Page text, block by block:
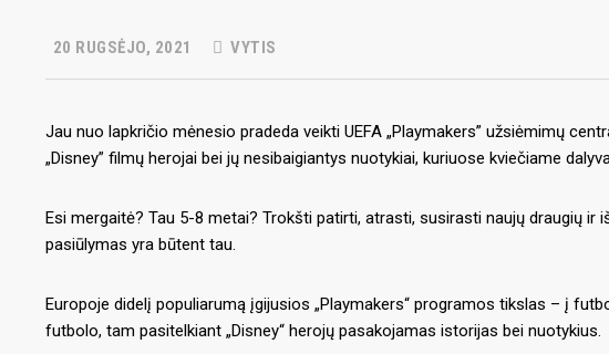
20 RUGSĖJO, 2021 VYTIS
Jau nuo lapkričio mėnesio pradeda veikti UEFA „Playmakers” užsiėmimų
„Disney” filmų herojai bei jų nesibaigiantys nuotykiai, kuriuose kviečiame
Esi mergaitė? Tau 5-8 metai? Trokšti patirti, atrasti, susirasti naujų draugių
pasiūlymas yra būtent tau.
Europoje didelį populiarumą įgijusios „Playmakers“ programos tikslas – į
futbolo, tam pasitelkiant „Disney“ herojų pasakojamas istorijas bei nuotykius.